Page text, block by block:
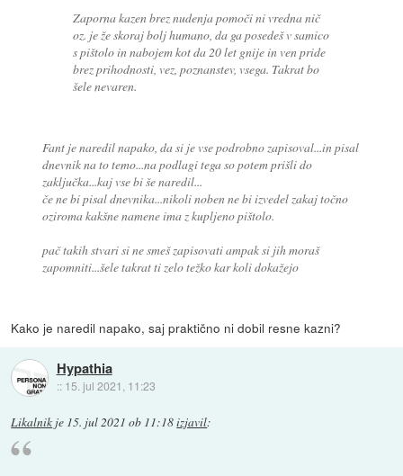
Zaporna kazen brez nudenja pomoči ni vredna nič
oz. je že skoraj bolj humano, da ga posedeš v samico
s pištolo in nabojem kot da 20 let gnije in ven pride
brez prihodnosti, vez, poznanstev, vsega. Takrat bo
šele nevaren.
Fant je naredil napako, da si je vse podrobno zapisoval...in pisal
dnevnik na to temo...na podlagi tega so potem prišli do
zaključka...kaj vse bi še naredil...
če ne bi pisal dnevnika...nikoli noben ne bi izvedel zakaj točno
oziroma kakšne namene ima z kupljeno pištolo.
pač takih stvari si ne smeš zapisovati ampak si jih moraš
zapomniti...šele takrat ti zelo težko kar koli dokažejo
Kako je naredil napako, saj praktično ni dobil resne kazni?
Hypathia
:: 15. jul 2021, 11:23
Likalnik je 15. jul 2021 ob 11:18izjavil: